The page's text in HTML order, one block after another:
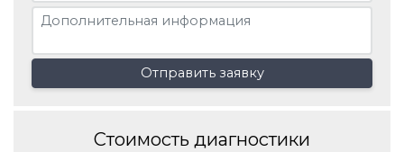
Отправить заявку
Стоимость диагностики